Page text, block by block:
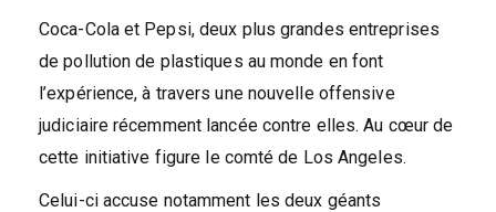
Coca-Cola et Pepsi, deux plus grandes entreprises
de pollution de plastiques au monde en font
l’expérience, à travers une nouvelle offensive
judiciaire récemment lancée contre elles. Au cœur de
cette initiative figure le comté de Los Angeles.
Celui-ci accuse notamment les deux géants